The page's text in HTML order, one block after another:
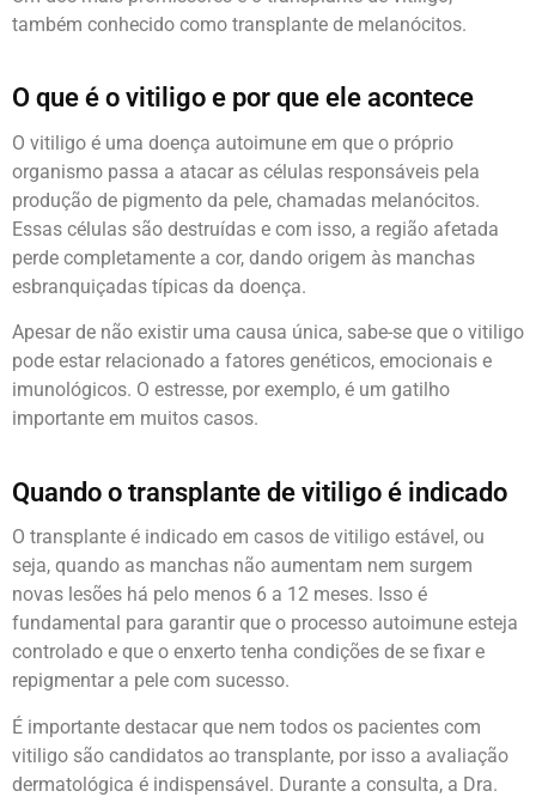
também conhecido como transplante de melanócitos.
O que é o vitiligo e por que ele acontece
O vitiligo é uma doença autoimune em que o próprio
organismo passa a atacar as células responsáveis pela
produção de pigmento da pele, chamadas melanócitos.
Essas células são destruídas e com isso, a região afetada
perde completamente a cor, dando origem às manchas
esbranquiçadas típicas da doença.
Apesar de não existir uma causa única, sabe-se que o vitiligo
pode estar relacionado a fatores genéticos, emocionais e
imunológicos. O estresse, por exemplo, é um gatilho
importante em muitos casos.
Quando o transplante de vitiligo é indicado
O transplante é indicado em casos de vitiligo estável, ou
seja, quando as manchas não aumentam nem surgem
novas lesões há pelo menos 6 a 12 meses. Isso é
fundamental para garantir que o processo autoimune esteja
controlado e que o enxerto tenha condições de se fixar e
repigmentar a pele com sucesso.
É importante destacar que nem todos os pacientes com
vitiligo são candidatos ao transplante, por isso a avaliação
dermatológica é indispensável. Durante a consulta, a Dra.